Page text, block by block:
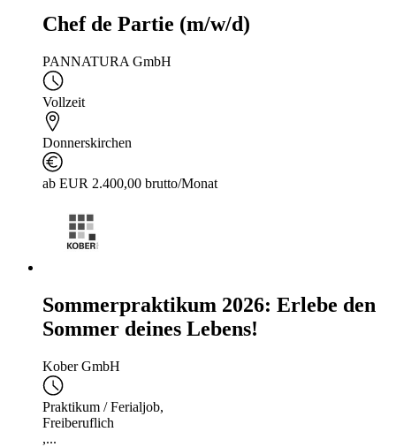
Chef de Partie (m/w/d)
PANNATURA GmbH
Vollzeit
Donnerskirchen
ab EUR 2.400,00 brutto/Monat
Sommerpraktikum 2026: Erlebe den
Sommer deines Lebens!
Kober GmbH
Praktikum / Ferialjob,
Freiberuflich
,...